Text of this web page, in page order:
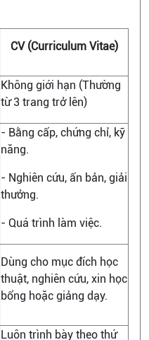
CV (Curriculum Vitae)
Không giới hạn (Thường
từ 3 trang trở lên)
- Bằng cấp, chứng chỉ, kỹ
năng.
- Nghiên cứu, ấn bản, giải
thưởng.
- Quá trình làm việc.
Dùng cho mục đích học
thuật, nghiên cứu, xin học
bổng hoặc giảng dạy.
Luôn trình bày theo thứ